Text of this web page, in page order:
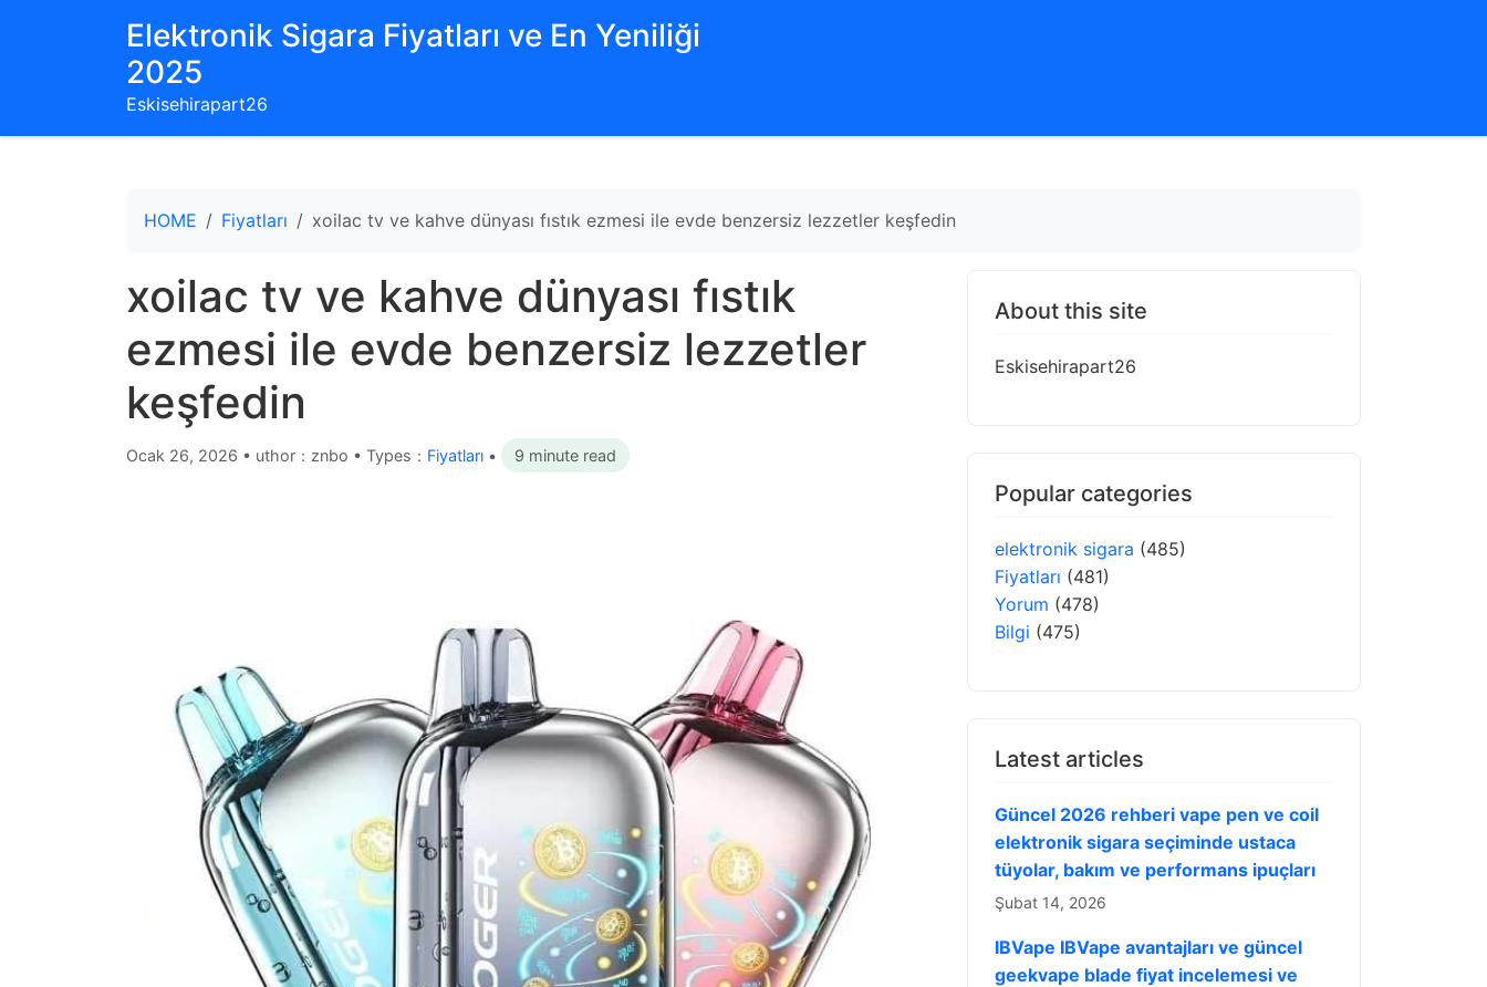
Elektronik Sigara Fiyatları ve En Yeniliği
2025
Eskisehirapart26
HOME Fiyatları xoilac tv ve kahve dünyası fıstık ezmesi ile evde benzersiz lezzetler keşfedin
xoilac tv ve kahve dünyası fıstık
ezmesi ile evde benzersiz lezzetler
keşfedin
Ocak 26, 2026 • uthor：znbo • Types： Fiyatları • 9 minute read
About this site
Eskisehirapart26
Popular categories
elektronik sigara (485)
Fiyatları (481)
Yorum (478)
Bilgi (475)
Latest articles
Güncel 2026 rehberi vape pen ve coil
elektronik sigara seçiminde ustaca
tüyolar, bakım ve performans ipuçları
Şubat 14, 2026
IBVape IBVape avantajları ve güncel
geekvape blade fiyat incelemesi ve